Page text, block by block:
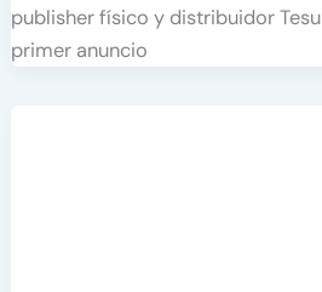
publisher físico y distribuidor
primer anuncio